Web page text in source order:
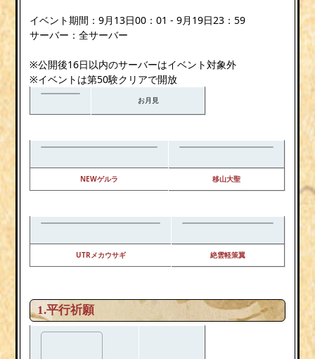
イベント期間：9月13日00：01 - 9月19日23：59
サーバー：全サーバー
※公開後16日以内のサーバーはイベント対象外
※イベントは第50験クリアで開放
お月見
NEWゲルラ 移山大聖
UTRメカウサギ 絶雲軽策翼
1.平行祈願